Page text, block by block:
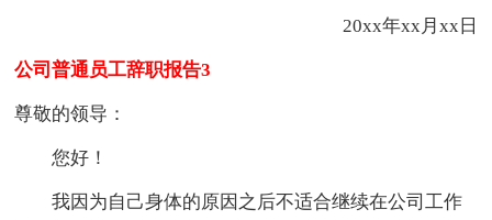
20xx年xx月xx日
公司普通员工辞职报告3
尊敬的领导：
您好！
我因为自己身体的原因之后不适合继续在公司工作